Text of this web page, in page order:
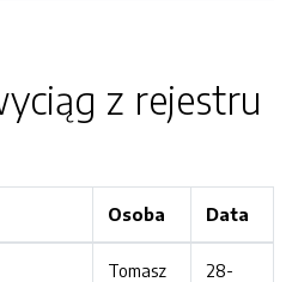
z rejestru
Osoba Data
Tomasz
28-